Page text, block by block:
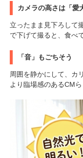
カメラの高さは「愛
立ったまま見下ろして
で下げて撮ると、食べ
「音」もごちそう
周囲を静かにして、カ
より臨場感のあるCM